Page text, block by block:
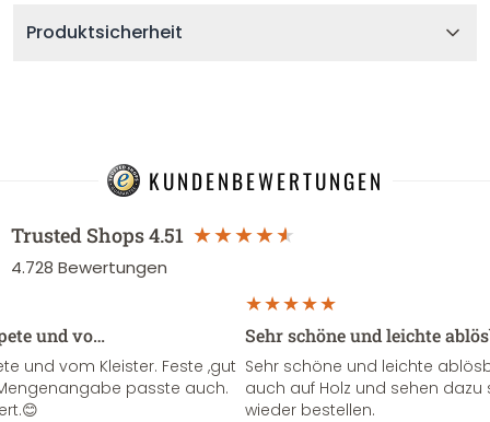
Produktsicherheit
KUNDENBEWERTUNGEN
Trusted Shops4.51
4.728 Bewertungen
und vo…
und vom Kleister. Feste ,gut
passte auch.
Sehr schöne und leichte
Sehr schöne und leichte
auch auf Holz und sehen
wieder bestellen.